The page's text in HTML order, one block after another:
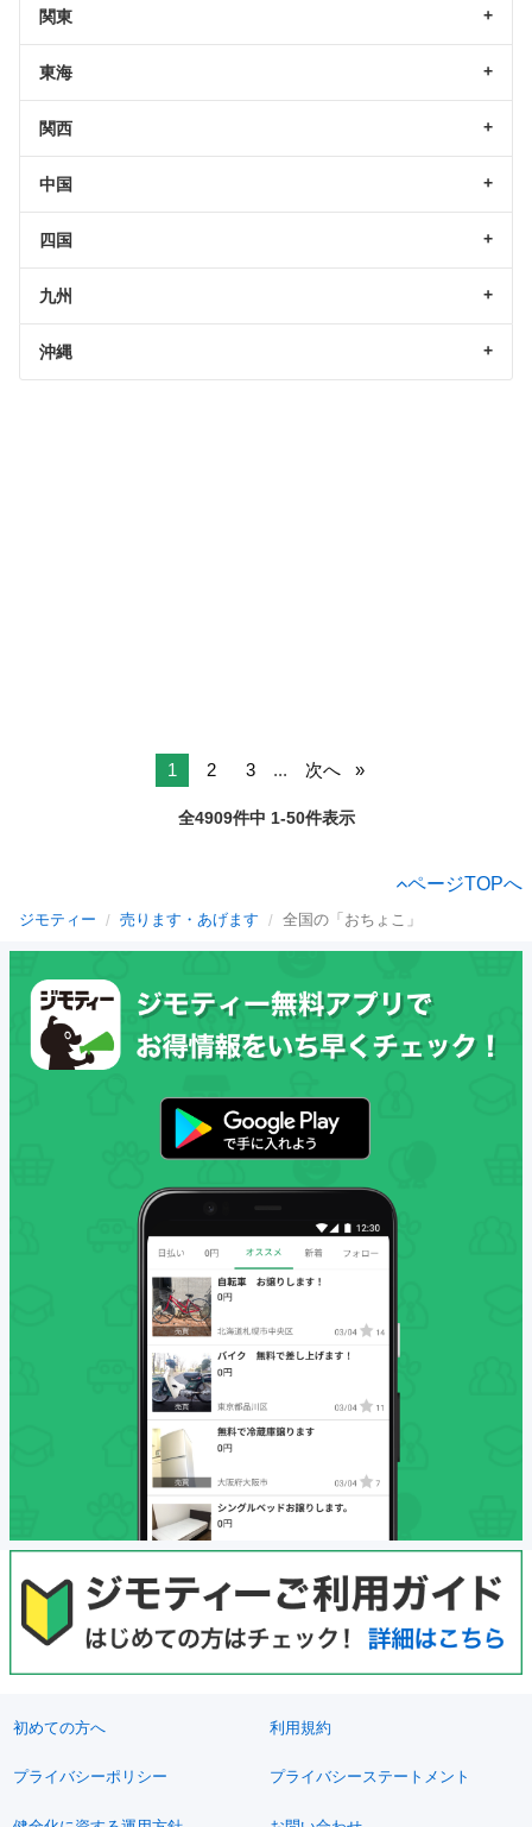
関東
東海
関西
中国
四国
九州
沖縄
1 2 3 ... 次へ
全4909件中 1-50件表示
ページTOPへ
ジモティー 売ります・あげます 全国の「おちょこ」
初めての方へ 利用規約
プライバシーポリシー プライバシーステートメント